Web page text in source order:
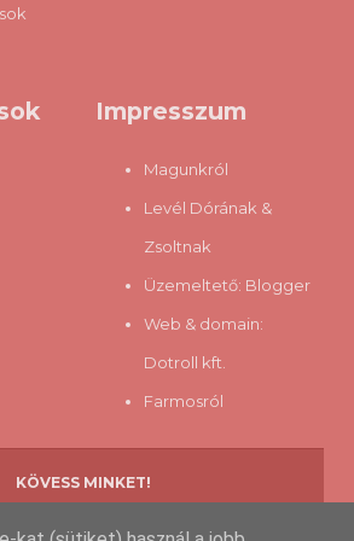
Impresszum
Magunkról
Levél Dórának &
Zsoltnak
Üzemeltető: Blogger
Web & domain:
Dotroll kft.
Farmosról
KÖVESS MINKET!